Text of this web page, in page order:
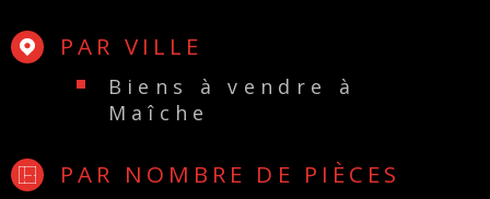
PAR VILLE
Biens à vendre à
Maîche
PAR NOMBRE DE PIÈCES